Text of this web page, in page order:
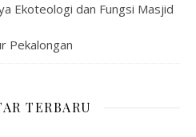
Ekoteologi dan Fungsi Masjid
Pekalongan
TERBARU